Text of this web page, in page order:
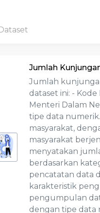
Jumlah
Jumlah
dataset ini: -
Menteri Dalam
tipe data
masyarakat,
masyarakat
menyatakan
berdasarkan
pencatatan data
karakteristik
pengumpulan
dengan tipe data